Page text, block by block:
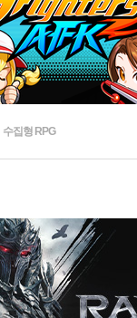
수집형 RPG